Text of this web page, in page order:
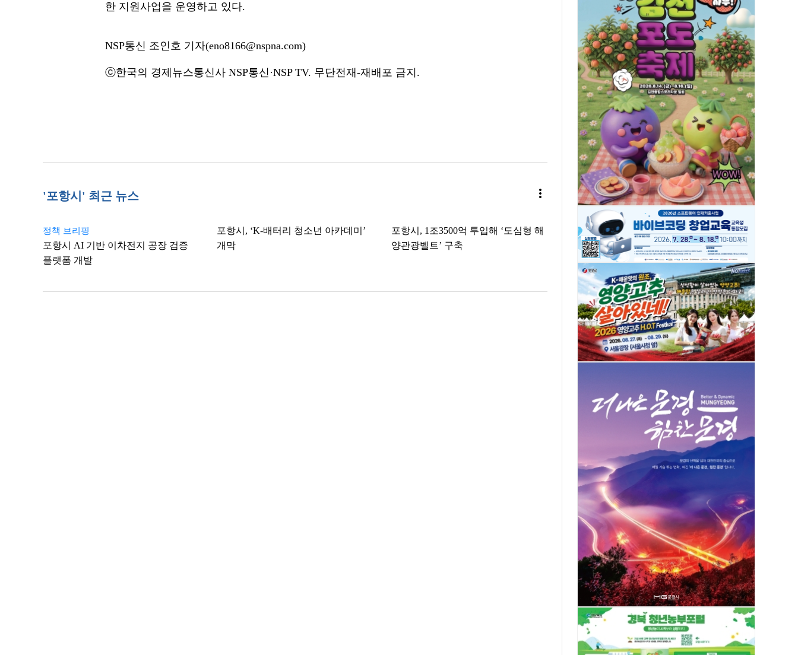
한 지원사업을 운영하고 있다.
NSP통신 조인호 기자(eno8166@nspna.com)
ⓒ한국의 경제뉴스통신사 NSP통신·NSP TV. 무단전재-재배포 금지.
'포항시' 최근 뉴스 more_vert
정책 브리핑
포항시 AI 기반 이차전지 공장 검증
플랫폼 개발
포항시, ‘K-배터리 청소년 아카데미’
개막
포항시, 1조3500억 투입해 ‘도심형 해
양관광벨트’ 구축